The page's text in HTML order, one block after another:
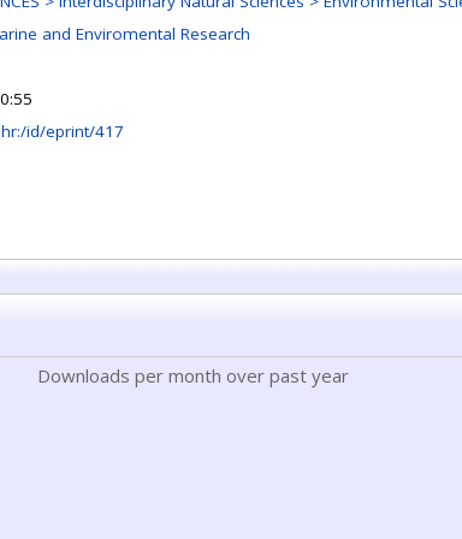
and Enviromental Research
id/eprint/417
Downloads per month over past year